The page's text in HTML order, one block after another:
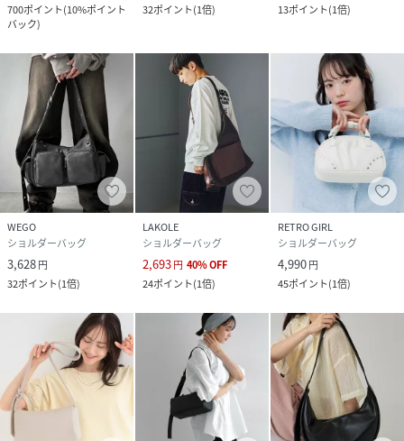
700ポイント(10%ポイント
バック)
32ポイント(1倍)
13ポイント(1倍)
WEGO
ショルダーバッグ
3,628円
32ポイント(1倍)
LAKOLE
ショルダーバッグ
2,693円 40%OFF
24ポイント(1倍)
RETRO GIRL
ショルダーバッグ
4,990円
45ポイント(1倍)